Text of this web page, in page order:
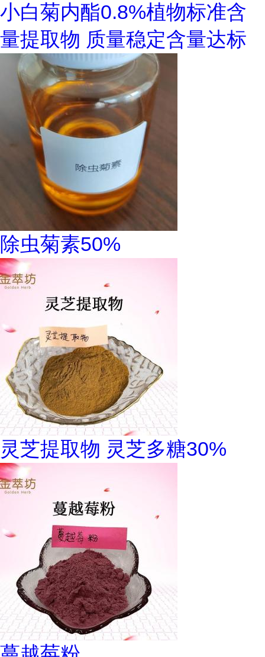
小白菊内酯0.8%植物标准含
量提取物 质量稳定含量达标
除虫菊素50%
灵芝提取物 灵芝多糖30%